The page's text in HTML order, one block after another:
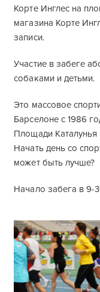
Корте Инглес на
магазина Корте
записи.
Участие в забеге
собаками и детьми.
Это массовое
Барселоне с 1986
Площади
Начать день со
может быть лучше?
Начало забега в 9-